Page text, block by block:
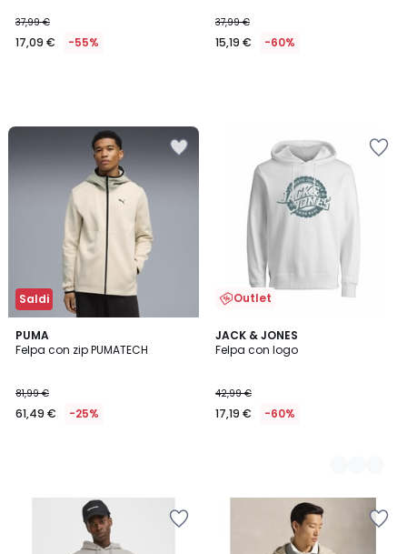
37,99 €
17,09 € -55%
37,99 €
15,19 € -60%
Saldi
PUMA
Felpa con zip PUMATECH
81,99 €
61,49 € -25%
Outlet
JACK & JONES
Felpa con logo
42,99 €
17,19 € -60%
2
Colori